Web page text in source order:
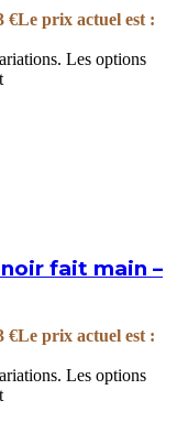
€Le prix actuel est :
Les options
fait main –
€Le prix actuel est :
Les options